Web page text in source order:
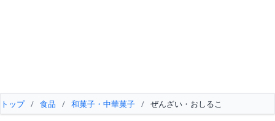
トップ / 食品 / 和菓子・中華菓子 / ぜんざい・おしるこ